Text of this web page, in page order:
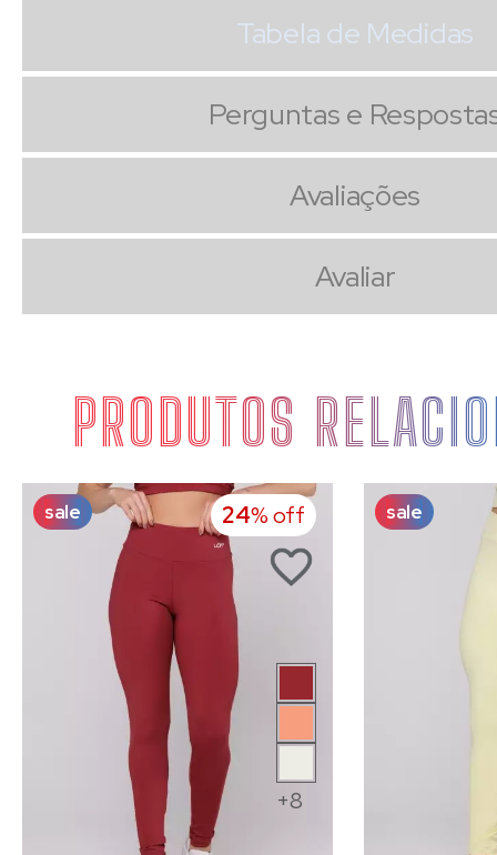
Tabela de Medidas
Perguntas e
Avaliações
Avaliar
PRODUTOS
sale 24% off
+8
sale